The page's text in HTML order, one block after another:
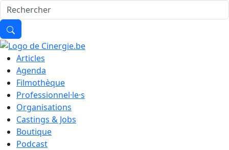
Articles
Agenda
Filmothèque
Professionnel·le·s
Organisations
Castings & Jobs
Boutique
Podcast